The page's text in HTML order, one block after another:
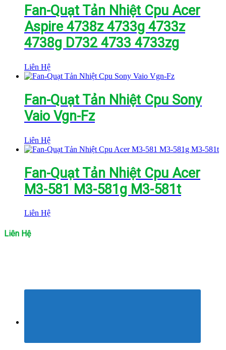
Fan-Quạt Tản Nhiệt Cpu Acer
Aspire 4738z 4733g 4733z
4738g D732 4733 4733zg
Liên Hệ
Fan-Quạt Tản Nhiệt Cpu Sony
Vaio Vgn-Fz
Liên Hệ
Fan-Quạt Tản Nhiệt Cpu Acer
M3-581 M3-581g M3-581t
Liên Hệ
Liên Hệ